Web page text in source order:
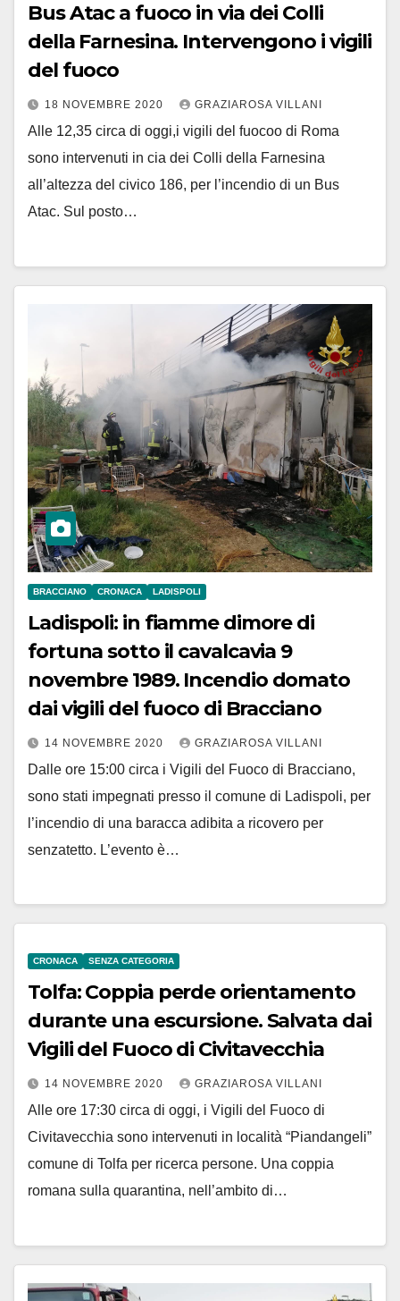
Bus Atac a fuoco in via dei Colli
della Farnesina. Intervengono i vigili
del fuoco
18 NOVEMBRE 2020 GRAZIAROSA VILLANI
Alle 12,35 circa di oggi,i vigili del fuocoo di Roma
sono intervenuti in cia dei Colli della Farnesina
all’altezza del civico 186, per l’incendio di un Bus
Atac. Sul posto…
BRACCIANO CRONACA LADISPOLI
Ladispoli: in fiamme dimore di
fortuna sotto il cavalcavia 9
novembre 1989. Incendio domato
dai vigili del fuoco di Bracciano
14 NOVEMBRE 2020 GRAZIAROSA VILLANI
Dalle ore 15:00 circa i Vigili del Fuoco di Bracciano,
sono stati impegnati presso il comune di Ladispoli, per
l’incendio di una baracca adibita a ricovero per
senzatetto. L’evento è…
CRONACA SENZA CATEGORIA
Tolfa: Coppia perde orientamento
durante una escursione. Salvata dai
Vigili del Fuoco di Civitavecchia
14 NOVEMBRE 2020 GRAZIAROSA VILLANI
Alle ore 17:30 circa di oggi, i Vigili del Fuoco di
Civitavecchia sono intervenuti in località “Piandangeli”
comune di Tolfa per ricerca persone. Una coppia
romana sulla quarantina, nell’ambito di…